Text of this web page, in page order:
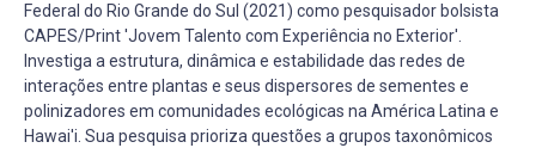
Federal do Rio Grande do Sul (2021) como pesquisador bolsista
CAPES/Print 'Jovem Talento com Experiência no Exterior'.
Investiga a estrutura, dinâmica e estabilidade das redes de
interações entre plantas e seus dispersores de sementes e
polinizadores em comunidades ecológicas na América Latina e
Hawai'i. Sua pesquisa prioriza questões a grupos taxonômicos